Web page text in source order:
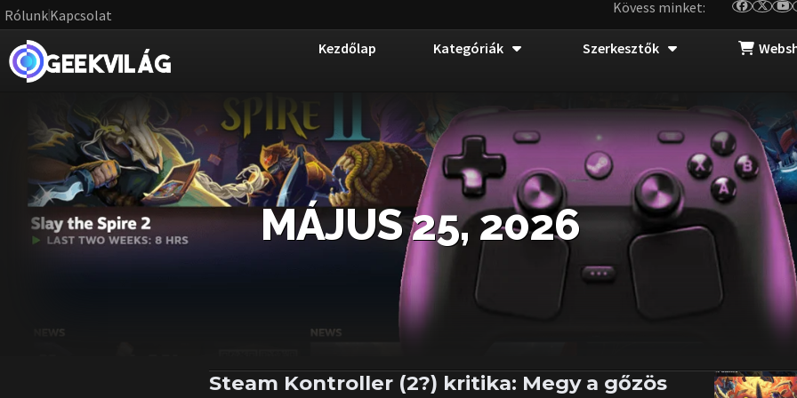
RólunkKapcsolat Kövess minket:
Kezdőlap Kategóriák Szerkesztők
MÁJUS 25, 2026
Steam Kontroller (2?) kritika: Megy a gőzös